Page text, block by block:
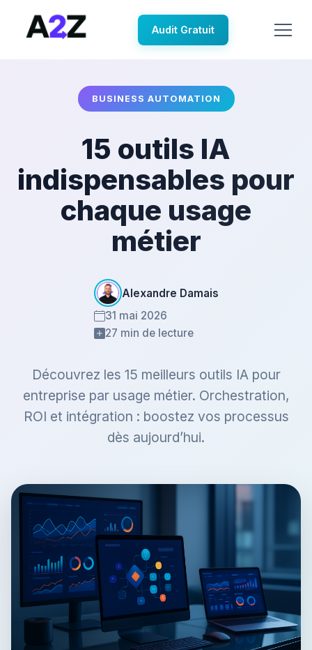
Audit Gratuit
BUSINESS AUTOMATION
15 outils IA
indispensables pour
chaque usage
métier
Alexandre Damais
31 mai 2026
27 min de lecture
Découvrez les 15 meilleurs outils IA pour
entreprise par usage métier. Orchestration,
ROI et intégration : boostez vos processus
dès aujourd’hui.